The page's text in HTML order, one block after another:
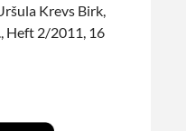
Krevs Birk,
Heft 2/2011, 16